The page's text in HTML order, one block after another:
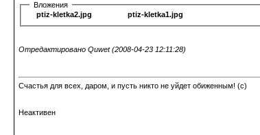
Вложения
ptiz-kletka2.jpg
ptiz-kletka1.jpg
Отредактировано Quwet (2008-04-23 12:11:28)
Счастья для всех, даром, и пусть никто не уйдет обиженным! (c)
Неактивен